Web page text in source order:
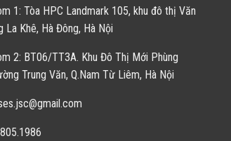
1: Tòa HPC Landmark 105, khu đô thị Văn
La Khê, Hà Đông, Hà Nội
2: BT06/TT3A. Khu Đô Thị Mới Phùng
Trung Văn, Q.Nam Từ Liêm, Hà Nội